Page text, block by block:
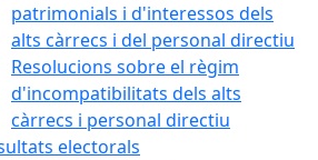
patrimonials i d'interessos dels
alts càrrecs i del personal directiu
Resolucions sobre el règim
d'incompatibilitats dels alts
càrrecs i personal directiu
electorals